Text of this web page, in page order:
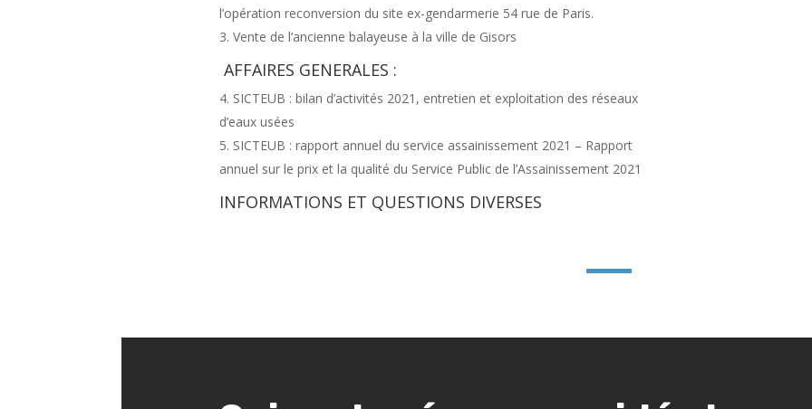
l’opération reconversion du site ex-gendarmerie 54 rue de Paris.
Vente de l’ancienne balayeuse à la ville de Gisors
AFFAIRES GENERALES :
SICTEUB : bilan d’activités 2021, entretien et exploitation des réseaux
d’eaux usées
SICTEUB : rapport annuel du service assainissement 2021 – Rapport
annuel sur le prix et la qualité du Service Public de l’Assainissement 2021
INFORMATIONS ET QUESTIONS DIVERSES